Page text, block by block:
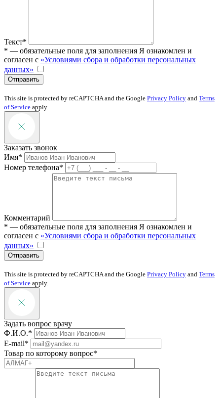
Текст*
* — обязательные поля для заполнения Я ознакомлен и
согласен с «Условиями сбора и обработки персональных
данных»
Отправить
This site is protected by reCAPTCHA and the Google Privacy Policy and Terms
of Service apply.
Заказать звонок
Имя*
Номер телефона*
Комментарий
* — обязательные поля для заполнения Я ознакомлен и
согласен с «Условиями сбора и обработки персональных
данных»
Отправить
This site is protected by reCAPTCHA and the Google Privacy Policy and Terms
of Service apply.
Задать вопрос врачу
Ф.И.О.*
E-mail*
Товар по которому вопрос*